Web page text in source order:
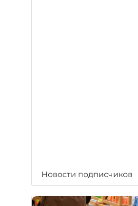
Новости подписчиков